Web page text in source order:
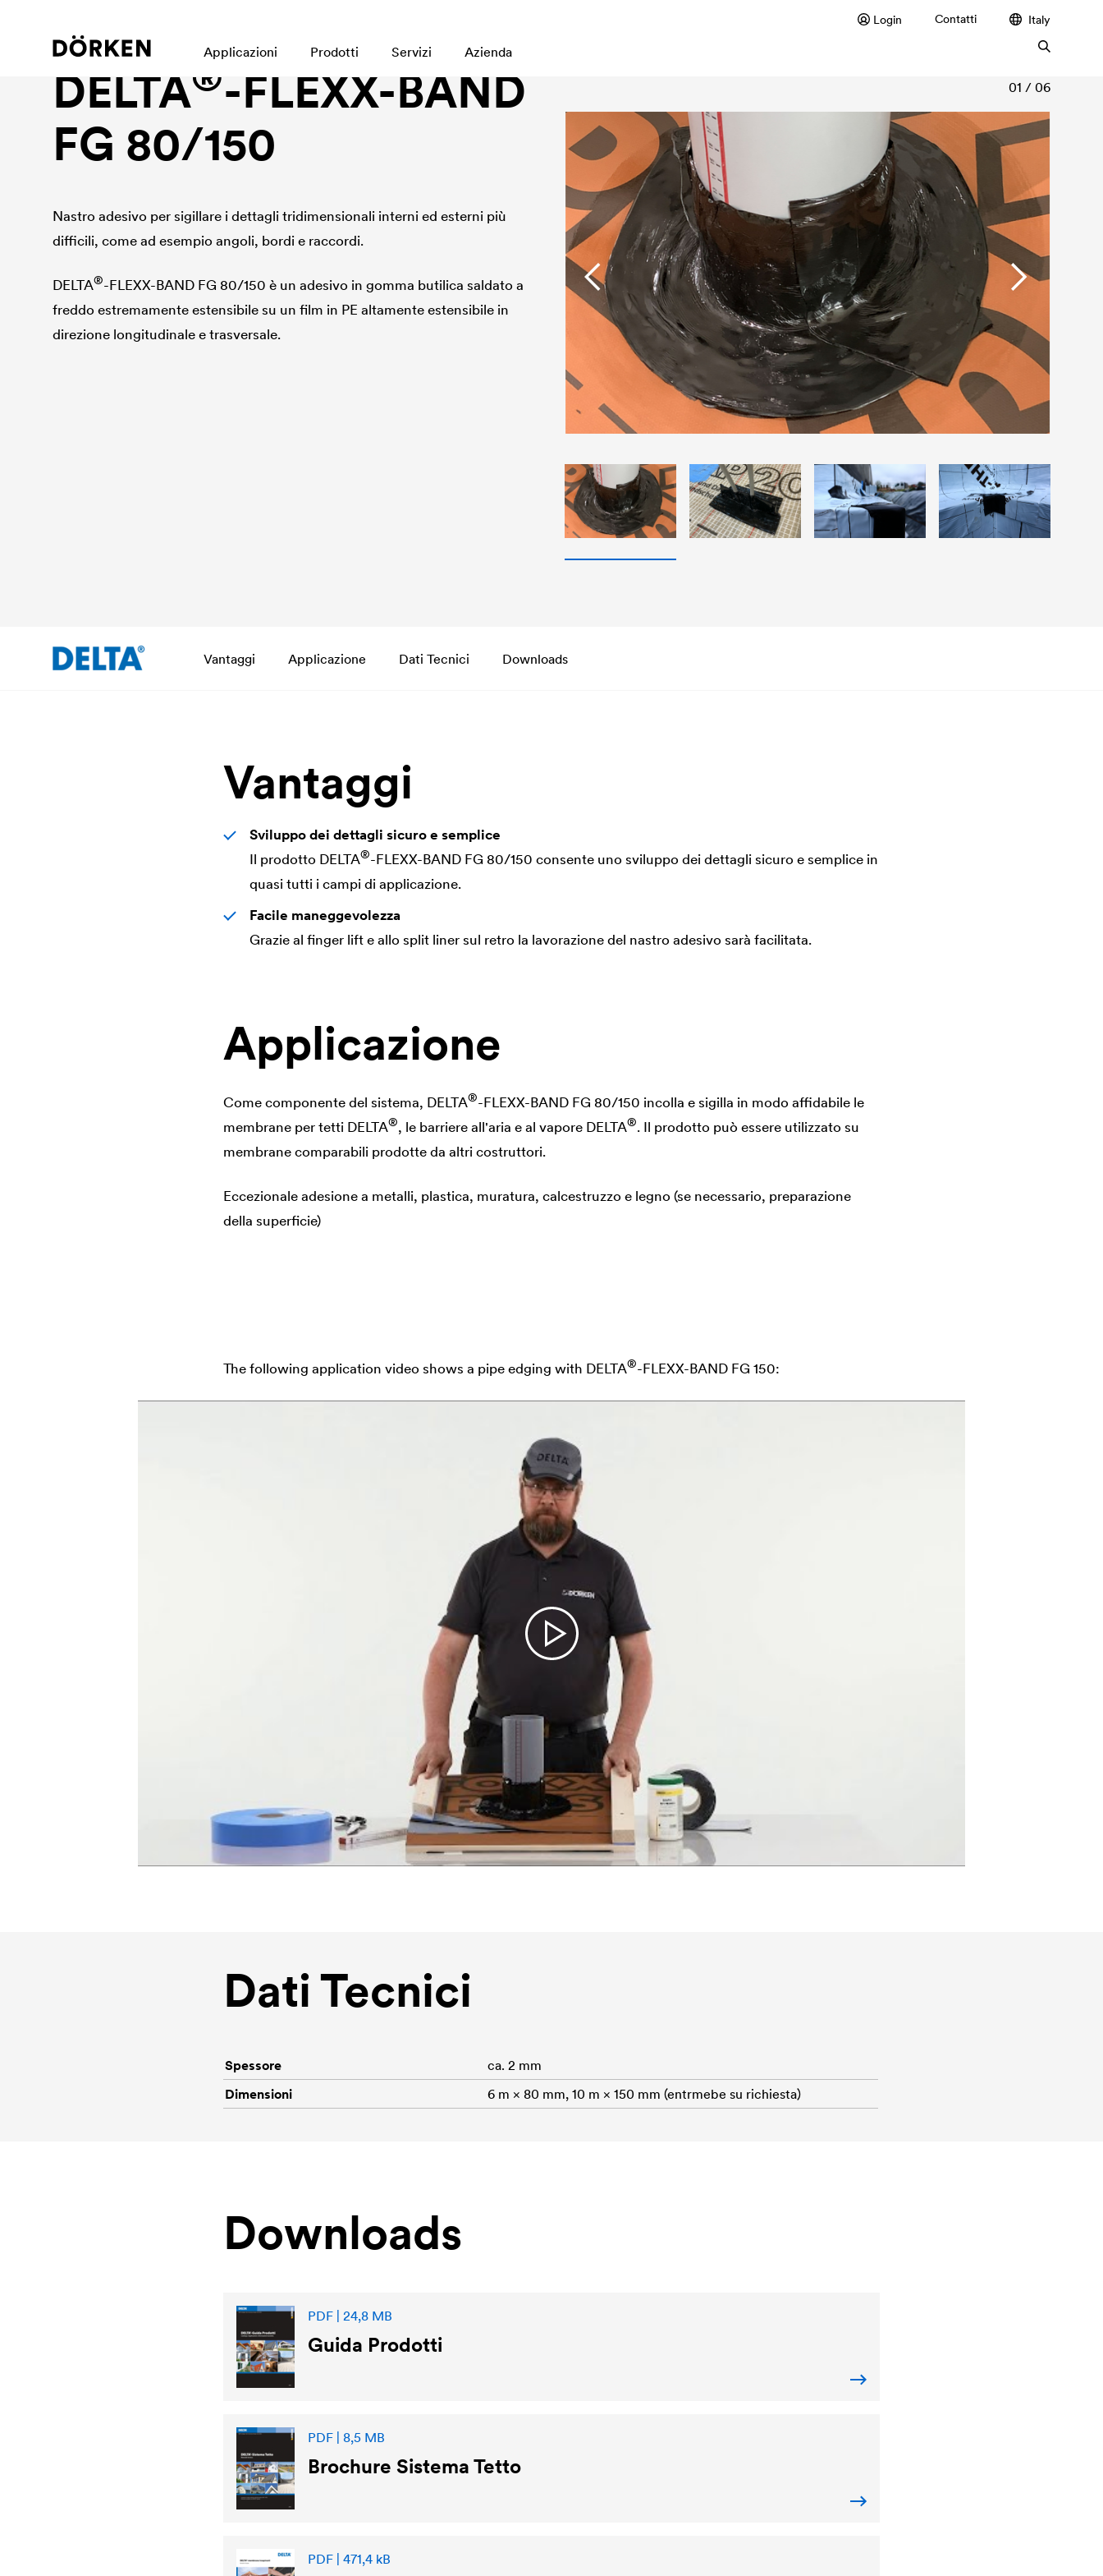
Login Contatti Italy
Applicazioni Prodotti Servizi Azienda
Adhesive tape
DELTA®-FLEXX-BAND
FG 80/150
Nastro adesivo per sigillare i dettagli tridimensionali interni ed esterni più
difficili, come ad esempio angoli, bordi e raccordi.
DELTA®-FLEXX-BAND FG 80/150 è un adesivo in gomma butilica saldato a
freddo estremamente estensibile su un film in PE altamente estensibile in
direzione longitudinale e trasversale.
01 / 06
Vantaggi Applicazione Dati Tecnici Downloads
Vantaggi
Sviluppo dei dettagli sicuro e semplice
Il prodotto DELTA®-FLEXX-BAND FG 80/150 consente uno sviluppo dei dettagli sicuro e semplice in
quasi tutti i campi di applicazione.
Facile maneggevolezza
Grazie al finger lift e allo split liner sul retro la lavorazione del nastro adesivo sarà facilitata.
Applicazione
Come componente del sistema, DELTA®-FLEXX-BAND FG 80/150 incolla e sigilla in modo affidabile le
membrane per tetti DELTA®, le barriere all'aria e al vapore DELTA®. Il prodotto può essere utilizzato su
membrane comparabili prodotte da altri costruttori.
Eccezionale adesione a metalli, plastica, muratura, calcestruzzo e legno (se necessario, preparazione
della superficie)
The following application video shows a pipe edging with DELTA®-FLEXX-BAND FG 150:
Dati Tecnici
Spessore
ca. 2 mm
Dimensioni
6 m × 80 mm, 10 m × 150 mm (entrmebe su richiesta)
Downloads
PDF | 24,8 MB
Guida Prodotti
PDF | 8,5 MB
Brochure Sistema Tetto
PDF | 471,4 kB